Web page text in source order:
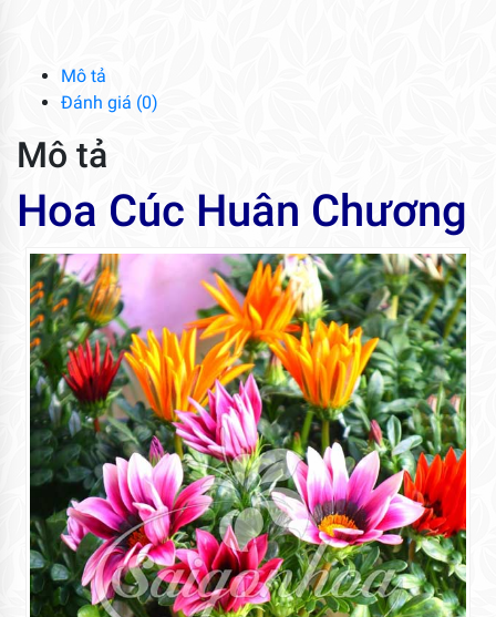
Mô tả
Đánh giá (0)
Mô tả
Hoa Cúc Huân Chương